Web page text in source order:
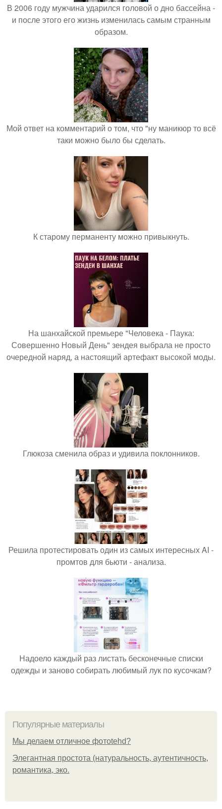
В 2006 году мужчина ударился головой о дно бассейна -
и после этого его жизнь изменилась самым странным
образом.
Мой ответ на комментарий о том, что "ну маникюр то всё
таки можно было бы сделать.
К старому перманенту можно привыкнуть.
На шанхайской премьере "Человека - Паука:
Совершенно Новый День" зендея выбрала не просто
очередной наряд, а настоящий артефакт высокой моды.
Глюкоза сменила образ и удивила поклонников.
Решила протестировать один из самых интересных AI -
промтов для бьюти - анализа.
Надоело каждый раз листать бесконечные списки
одежды и заново собирать любимый лук по кусочкам?
Популярные материалы
Мы делаем отличное фотоtehd?
Элегантная простота (натуральность, аутентичность,
романтика, эко.